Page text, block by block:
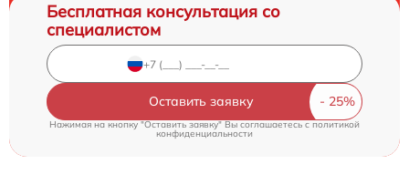
Бесплатная консультация со
специалистом
Оставить заявку
Нажимая на кнопку "Оставить заявку" Вы соглашаетесь c политикой
конфиденциальности